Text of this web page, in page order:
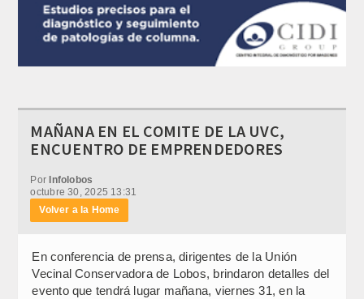
MAÑANA EN EL COMITE DE LA UVC,
ENCUENTRO DE EMPRENDEDORES
PorInfolobos
octubre 30, 2025 13:31
Volver a la Home
En conferencia de prensa, dirigentes de la Unión
Vecinal Conservadora de Lobos, brindaron detalles del
evento que tendrá lugar mañana, viernes 31, en la